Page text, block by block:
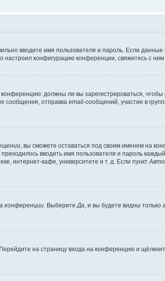
вводите имя пользователя и пароль. Если
конфигурацию конференции, свяжитесь с
конференцию: должны ли вы зарегистрироваться,
отправка email-сообщений, участие в
, вы сможете оставаться под своим именем на
вводить имя пользователя и пароль
интернет-кафе, университете и т. д. Если пункт
конференции. ВыберитеДа, и вы будете видны
на страницу входа на конференцию и